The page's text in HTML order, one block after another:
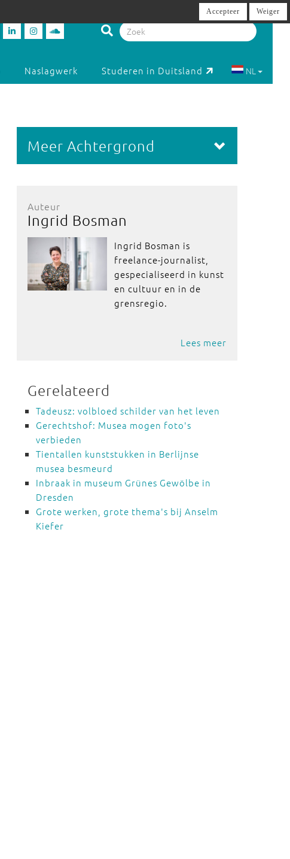
Naslagwerk Studeren in Duitsland NL
Meer Achtergrond
Auteur
Ingrid Bosman
Ingrid Bosman is
freelance-journalist,
gespecialiseerd in kunst
en cultuur en in de
grensregio.
Lees meer
Gerelateerd
Tadeusz: volbloed schilder van het leven
Gerechtshof: Musea mogen foto's
verbieden
Tientallen kunststukken in Berlijnse
musea besmeurd
Inbraak in museum Grünes Gewölbe in
Dresden
Grote werken, grote thema's bij Anselm
Kiefer
Accepteer Weiger